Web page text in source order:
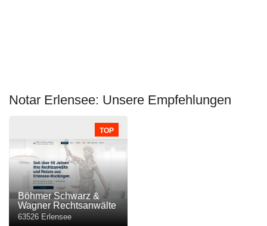
Notar Erlensee: Unsere Empfehlungen
TOP
Böhmer Schwarz &
Wagner Rechtsanwälte
63526 Erlensee